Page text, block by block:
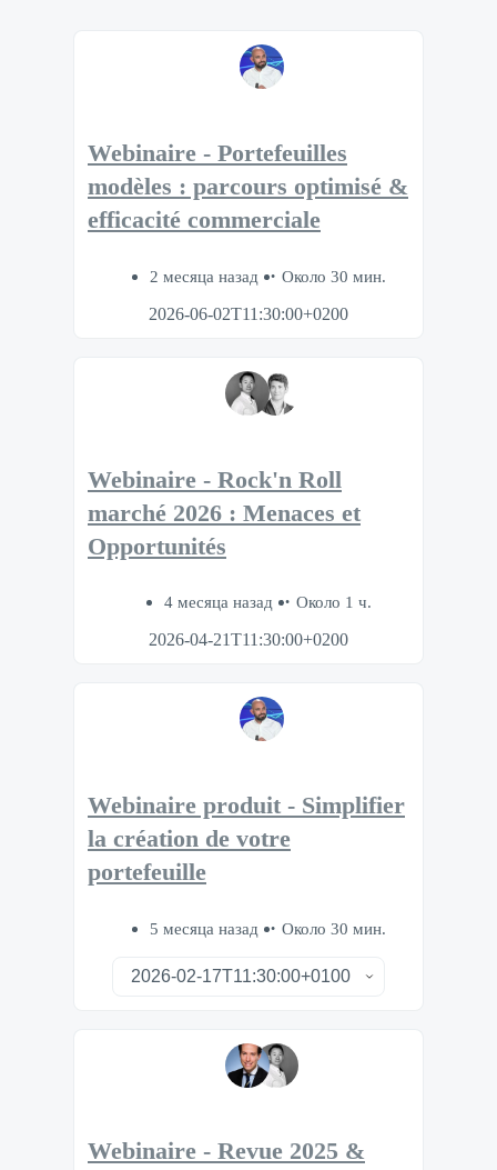
Webinaire - Portefeuilles
modèles : parcours optimisé &
efficacité commerciale
2 месяца назад
Около 30 мин.
2026-06-02T11:30:00+0200
Webinaire - Rock'n Roll
marché 2026 : Menaces et
Opportunités
4 месяца назад
Около 1 ч.
2026-04-21T11:30:00+0200
Webinaire produit - Simplifier
la création de votre
portefeuille
5 месяца назад Около 30 мин.
Webinaire - Revue 2025 &